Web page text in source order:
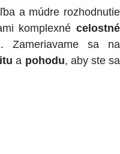
a múdre rozhodnutie
komplexné celostné
Zameriavame sa na
a pohodu, aby ste sa